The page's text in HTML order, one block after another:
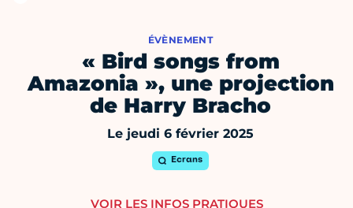
ÉVÈNEMENT
« Bird songs from
Amazonia », une projection
de Harry Bracho
Le jeudi 6 février 2025
Ecrans
VOIR LES INFOS PRATIQUES